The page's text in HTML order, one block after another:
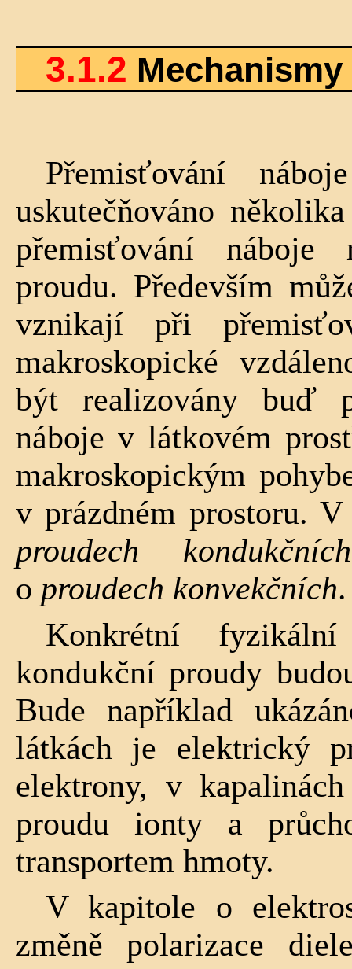
3.1.2
Přemisťování
uskutečňováno
přemisťování náboje
proudu. Přede­vším
vznikají při
makroskopické
být realizovány buď
náboje v látkovém
makrosko­pickým
v prázdném prostoru.
proudech kondukčních
o proudech kon­vekčních.
Konkrétní
kondukční proudy
Bude například
látkách je elektrický
elektrony, v
proudu ionty a
transportem hmoty.
V kapitole o
změně polarizace